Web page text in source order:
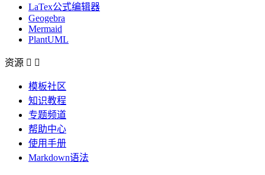
LaTex公式编辑器
Geogebra
Mermaid
PlantUML
资源  
模板社区
知识教程
专题频道
帮助中心
使用手册
Markdown语法